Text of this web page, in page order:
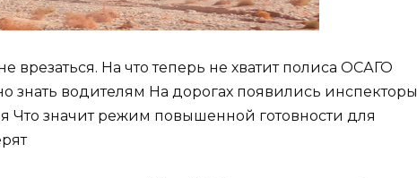
врезаться. На что теперь не хватит полиса ОСАГО
знать водителям На дорогах появились инспекторы
Что значит режим повышенной готовности для